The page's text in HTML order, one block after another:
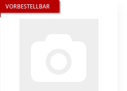
VORBESTELLBAR